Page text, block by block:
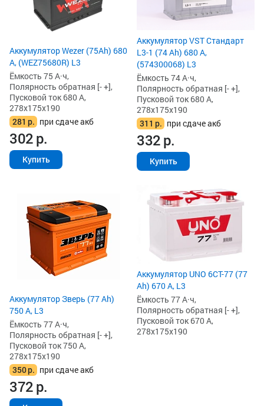
Аккумулятор Wezer (75Ah) 680
А, (WEZ75680R) L3
Ёмкость 75 А·ч,
Полярность обратная [- +],
Пусковой ток 680 А,
278x175x190
281 р. при сдаче акб
302р.
Купить
Аккумулятор VST Стандарт
L3-1 (74 Ah) 680 А,
(574300068) L3
Ёмкость 74 А·ч,
Полярность обратная [- +],
Пусковой ток 680 А,
278x175x190
311 р. при сдаче акб
332р.
Купить
Аккумулятор Зверь (77 Ah)
750 А, L3
Ёмкость 77 А·ч,
Полярность обратная [- +],
Пусковой ток 750 А,
278x175x190
350р. при сдаче акб
372р.
Аккумулятор UNO 6СТ-77 (77
Ah) 670 А, L3
Ёмкость 77 А·ч,
Полярность обратная [- +],
Пусковой ток 670 А,
278x175x190